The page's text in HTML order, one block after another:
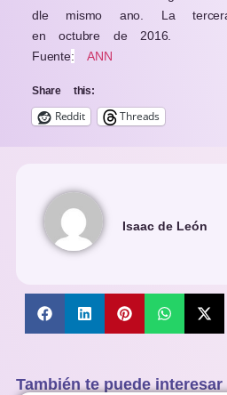
dle mismo ano. La
en octubre de 2016.
Fuente: ANN
Share this:
Reddit Threads
Isaac de León
También te puede interesar